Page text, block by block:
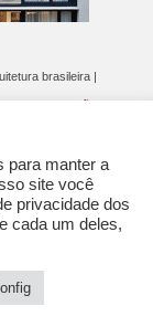
brasileira |
para manter a
site você
privacidade dos
cada um deles,